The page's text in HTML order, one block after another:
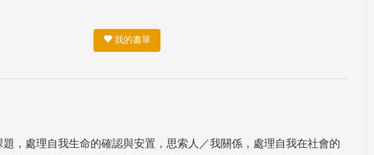
我的書單
，處理自我生命的確認與安置，思索人／我關係，處理自我在社會的